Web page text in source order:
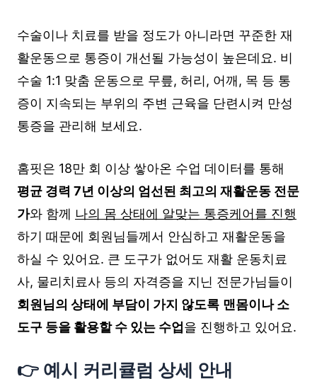
수술이나 치료를 받을 정도가 아니라면 꾸준한 재
활운동으로 통증이 개선될 가능성이 높은데요. 비
수술 1:1 맞춤 운동으로 무릎, 허리, 어깨, 목 등 통
증이 지속되는 부위의 주변 근육을 단련시켜 만성
통증을 관리해 보세요.
홈핏은 18만 회 이상 쌓아온 수업 데이터를 통해
평균 경력 7년 이상의 엄선된 최고의 재활운동 전문
가와 함께 나의 몸 상태에 알맞는 통증케어를 진행
하기 때문에 회원님들께서 안심하고 재활운동을
하실 수 있어요. 큰 도구가 없어도 재활 운동치료
사, 물리치료사 등의 자격증을 지닌 전문가님들이
회원님의 상태에 부담이 가지 않도록 맨몸이나 소
도구 등을 활용할 수 있는 수업 을 진행하고 있어요.
👉 예시 커리큘럼 상세 안내